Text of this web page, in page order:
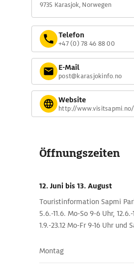
9735 Karasjok, Norwegen
Telefon
+47 (0) 78 46 88 00
E-Mail
post@karasjokinfo.no
Website
http://www.visitsapmi.no/
Öffnungszeiten
12. Juni bis 13. August
Touristinformation Sapmi
5.6.-11.6. Mo-So 9-6 Uhr,
1.9.-23.12 Mo-Fr 9-16 Uhr und
Montag